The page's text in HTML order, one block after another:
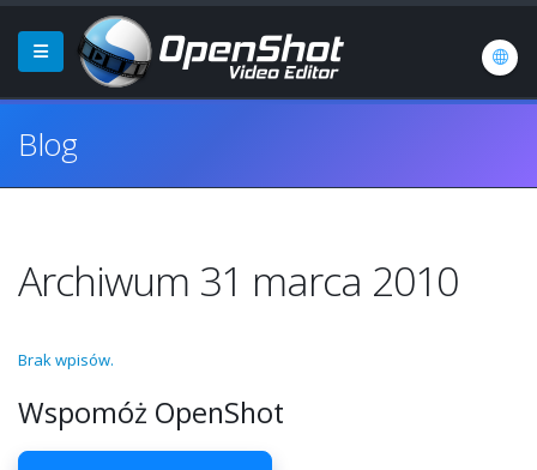
Blog
Archiwum 31 marca 2010
Brak wpisów.
Wspomóż OpenShot